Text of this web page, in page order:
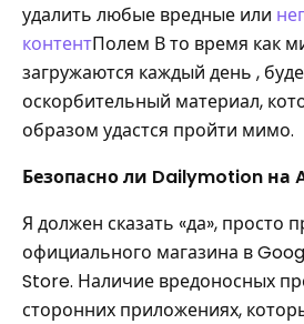
удалить любые вредные или
контентПолем В то время как
загружаются каждый день ,
оскорбительный материал,
образом удастся пройти мимо.
Безопасно ли Dailymotion на
Я должен сказать «да», просто
официального магазина в
Store. Наличие вредоносных
сторонних приложениях,